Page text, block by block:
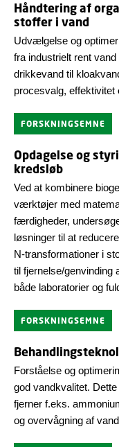
Håndtering af
stoffer i vand
Udvælgelse og
fra industrielt rent
drikkevand til
procesvalg, effektivitet
FORSKNINGSEMNE
Opdagelse og
kredsløb
Ved at kombinere
værktøjer med
færdigheder,
løsninger til at
N-transformationer i
til fjernelse/genvinding
både laboratorier og
FORSKNINGSEMNE
Forståelse og
god vandkvalitet.
fjerner f.eks.
og overvågning af